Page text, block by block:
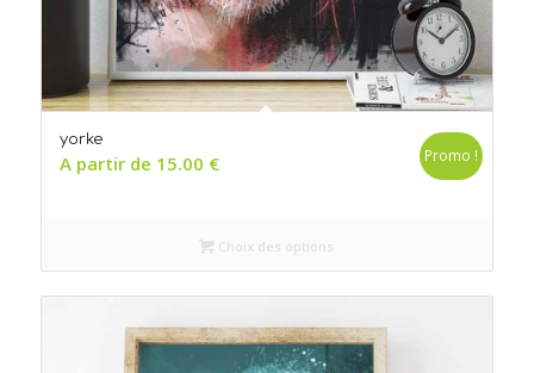
yorke
A partir de 15.00 € Promo !
Choix des options